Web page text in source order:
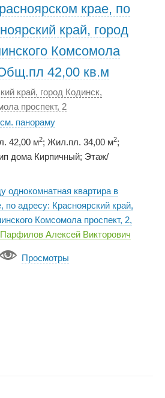
крае, по
край, город
Комсомола
42,00 кв.м
край, город Кодинск,
проспект, 2
см. панораму
42,00 м2; Жил.пл. 34,00 м2;
дома Кирпичный; Этаж/
однокомнатная квартира в
по адресу: Красноярский край,
Комсомола проспект, 2,
Парфилов Алексей Викторович
Просмотры